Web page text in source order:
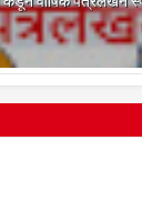
गाढवे यांचा सत्कार